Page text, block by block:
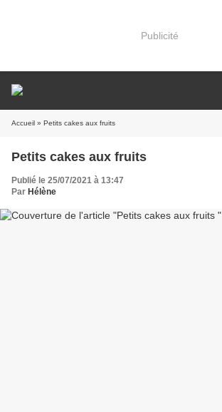
Publicité
Accueil » Petits cakes aux fruits
Petits cakes aux fruits
Publié le 25/07/2021 à 13:47
Par Hélène